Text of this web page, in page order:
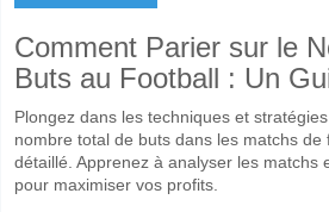
Comment Parier sur le
Buts au Football : Un
Plongez dans les techniques et
nombre total de buts dans les matchs de
détaillé. Apprenez à analyser les matchs
pour maximiser vos profits.